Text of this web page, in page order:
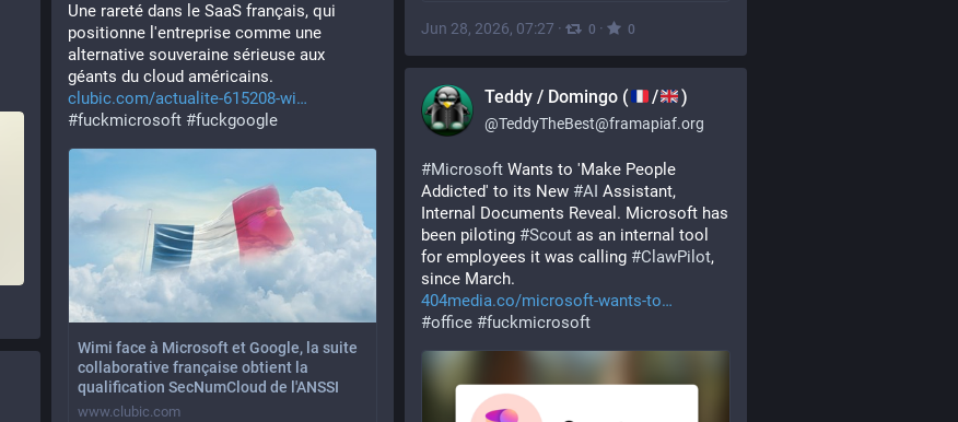
Jun 28, 2026, 07:27 · 0 · 0
Une rareté dans le SaaS français, qui
positionne l'entreprise comme une
alternative souveraine sérieuse aux
géants du cloud américains.
clubic.com/actualite-615208-wi
#fuckmicrosoft #fuckgoogle
Wimi face à Microsoft et Google, la suite
collaborative française obtient la
qualification SecNumCloud de l'ANSSI
www.clubic.com
Teddy / Domingo ( / )
@TeddyTheBest@framapiaf.org
#Microsoft Wants to 'Make People
Addicted' to its New #AI Assistant,
Internal Documents Reveal. Microsoft has
been piloting #Scout as an internal tool
for employees it was calling #ClawPilot,
since March.
404media.co/microsoft-wants-to
#office #fuckmicrosoft